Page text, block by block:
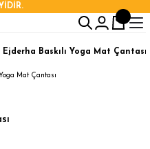
Ejderha Baskılı Yoga Mat Çantası